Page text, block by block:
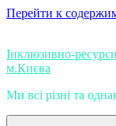
Перейти к
Інклюзивно-
м.Києва
Ми всі різні та